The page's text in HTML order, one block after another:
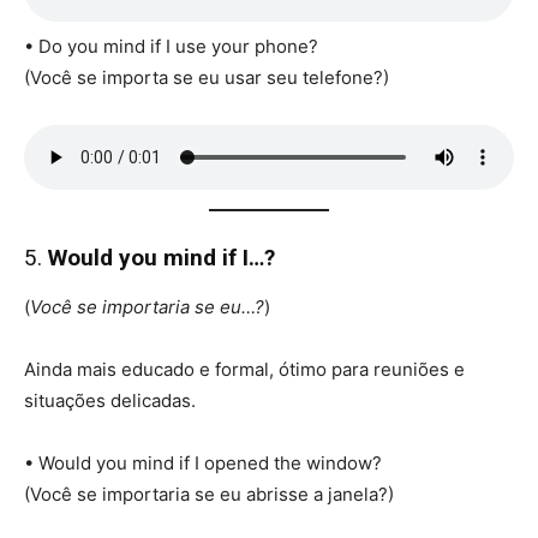
• Do you mind if I use your phone?
(Você se importa se eu usar seu telefone?)
5. Would you mind if I…?
(Você se importaria se eu…?)
Ainda mais educado e formal, ótimo para reuniões e
situações delicadas.
• Would you mind if I opened the window?
(Você se importaria se eu abrisse a janela?)